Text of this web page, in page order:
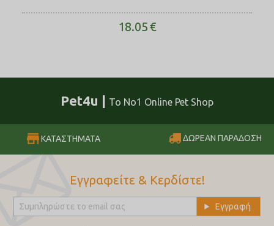
18.05€
Pet4u | Το No1 Online Pet Shop
ΚΑΤΑΣΤΗΜΑΤΑ ΔΩΡΕΑΝ ΠΑΡΑΔΟΣΗ
Εγγραφείτε & Κερδίστε!